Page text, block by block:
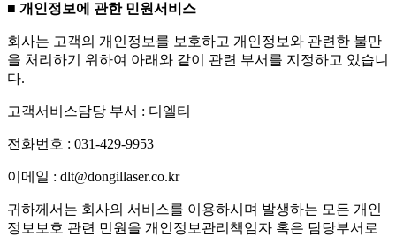
■ 개인정보에 관한 민원서비스
회사는 고객의 개인정보를 보호하고 개인정보와 관련한 불만
을 처리하기 위하여 아래와 같이 관련 부서를 지정하고 있습니
다.
고객서비스담당 부서 : 디엘티
전화번호 : 031-429-9953
이메일 : dlt@dongillaser.co.kr
귀하께서는 회사의 서비스를 이용하시며 발생하는 모든 개인
정보보호 관련 민원을 개인정보관리책임자 혹은 담당부서로